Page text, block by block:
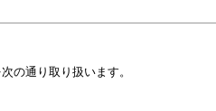
の通り取り扱います。